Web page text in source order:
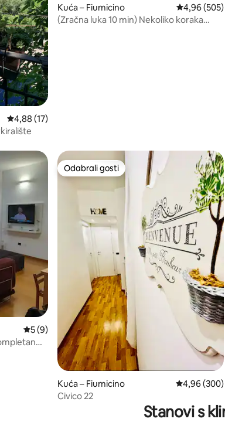
Prosječna ocjena: 4,88/5, recenzija: 17
4,88 (17)
Kuća – Fiumicino Prosječna
4,96 (505)
(Zračna luka 10 min) Nekoliko koraka
Prosječna ocjena: 5/5, recenzija: 9
5 (9)
Odabrali gosti
Odabrali gosti
Kuća – Fiumicino Prosječna
4,96 (300)
Civico 22
Stanovi s